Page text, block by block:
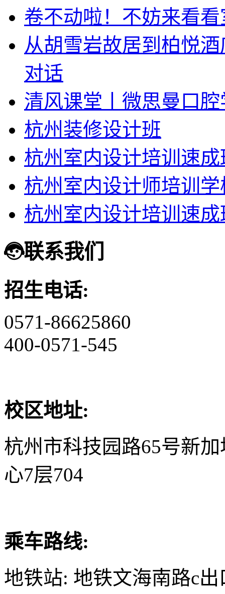
卷不动啦！不妨来看
从胡雪岩故居到柏悦
对话
清风课堂丨微思曼口
杭州装修设计班
杭州室内设计培训速成
杭州室内设计师培训
杭州室内设计培训速成
联系我们
招生电话:
0571-86625860
400-0571-545
校区地址:
杭州市科技园路65号新
心7层704
乘车路线:
地铁站: 地铁文海南路c出